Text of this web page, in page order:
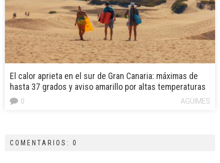
El calor aprieta en el sur de Gran Canaria: máximas de
hasta 37 grados y aviso amarillo por altas temperaturas
AGÜIMES
0
COMENTARIOS: 0